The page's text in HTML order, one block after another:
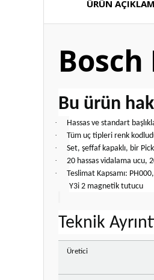
ÜRÜN
Bu ürün
·
Hassas ve standart
·
Tüm uç tipleri renk
·
Set, şeffaf kapaklı, bir
·
20 hassas vidalama ucu,
·
Teslimat Kapsamı:
Y3i 2 magnetik tutucu
Teknik
Üretici